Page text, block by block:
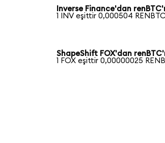
Inverse Finance'dan
1 INV eşittir 0,000504 RENBTC
ShapeShift FOX'dan
1 FOX eşittir 0,00000025